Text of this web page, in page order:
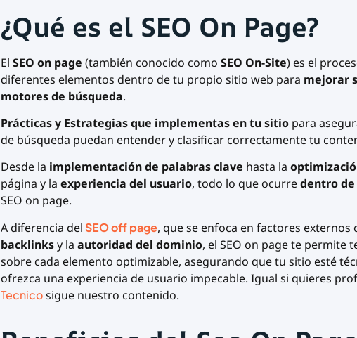
¿Qué es el SEO On Page?
El SEO on page (también conocido como SEO On-Site) es el
diferentes elementos dentro de tu propio sitio web para mejorar
motores de búsqueda.
Prácticas y Estrategias que implementas en tu sitiopara
de búsqueda puedan entender y clasificar correctamente tu
Desde la implementación de palabras clave hasta la
página y la experiencia del usuario, todo lo que ocurredentro
SEO on page.
A diferencia delSEO off page, que se enfoca en factores externos
backlinksy la autoridad del dominio, el SEO on page te permite
sobre cada elemento optimizable, asegurando que tu sitio esté
ofrezca una experiencia de usuario impecable. Igual si quieres
Tecnicosigue nuestro contenido.